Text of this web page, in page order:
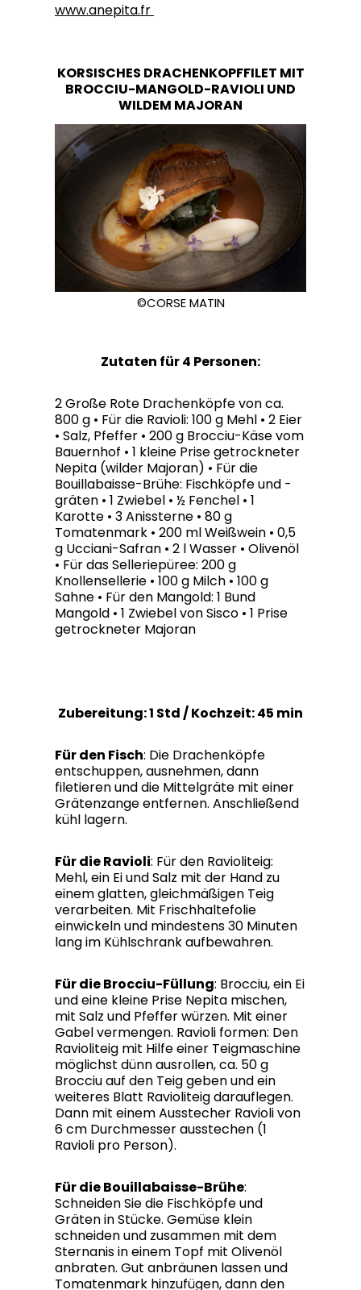
www.anepita.fr
KORSISCHES DRACHENKOPFFILET MIT
BROCCIU-MANGOLD-RAVIOLI UND
WILDEM MAJORAN
©CORSE MATIN
Zutaten für 4 Personen:
2 Große Rote Drachenköpfe von ca.
800 g • Für die Ravioli: 100 g Mehl • 2 Eier
• Salz, Pfeffer • 200 g Brocciu-Käse vom
Bauernhof • 1 kleine Prise getrockneter
Nepita (wilder Majoran) • Für die
Bouillabaisse-Brühe: Fischköpfe und -
gräten • 1 Zwiebel • ½ Fenchel • 1
Karotte • 3 Anissterne • 80 g
Tomatenmark • 200 ml Weißwein • 0,5
g Ucciani-Safran • 2 l Wasser • Olivenöl
• Für das Selleriepüree: 200 g
Knollensellerie • 100 g Milch • 100 g
Sahne • Für den Mangold: 1 Bund
Mangold • 1 Zwiebel von Sisco • 1 Prise
getrockneter Majoran
Zubereitung: 1 Std / Kochzeit: 45 min
Für den Fisch: Die Drachenköpfe
entschuppen, ausnehmen, dann
filetieren und die Mittelgräte mit einer
Grätenzange entfernen. Anschließend
kühl lagern.
Für die Ravioli: Für den Ravioliteig:
Mehl, ein Ei und Salz mit der Hand zu
einem glatten, gleichmäßigen Teig
verarbeiten. Mit Frischhaltefolie
einwickeln und mindestens 30 Minuten
lang im Kühlschrank aufbewahren.
Für die Brocciu-Füllung: Brocciu, ein Ei
und eine kleine Prise Nepita mischen,
mit Salz und Pfeffer würzen. Mit einer
Gabel vermengen. Ravioli formen: Den
Ravioliteig mit Hilfe einer Teigmaschine
möglichst dünn ausrollen, ca. 50 g
Brocciu auf den Teig geben und ein
weiteres Blatt Ravioliteig darauflegen.
Dann mit einem Ausstecher Ravioli von
6 cm Durchmesser ausstechen (1
Ravioli pro Person).
Für die Bouillabaisse-Brühe:
Schneiden Sie die Fischköpfe und
Gräten in Stücke. Gemüse klein
schneiden und zusammen mit dem
Sternanis in einem Topf mit Olivenöl
anbraten. Gut anbräunen lassen und
Tomatenmark hinzufügen, dann den